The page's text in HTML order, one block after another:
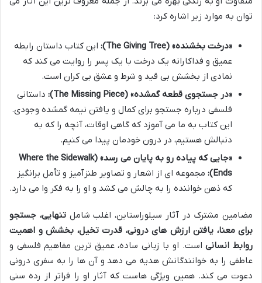
توان به موارد زیر اشاره کرد:
«درخت بخشنده» (The Giving Tree):
این کتاب داستان رابطه
عمیق و فداکارانه یک درخت با یک پسر را روایت می کند که
نمادی از بخشش بی قید و شرط و عشق بی کران است.
«در جستجوی قطعه گمشده» (The Missing Piece):
داستانی
فلسفی درباره جستجو برای کمال و یافتن نیمه گمشده وجودی.
این کتاب به ما می آموزد که گاهی اوقات، آنچه را که به
دنبالش هستیم، در درون خودمان پیدا می کنیم.
«جایی که پیاده رو به پایان می رسد» (Where the Sidewalk
Ends):
مجموعه ای از اشعار و تصاویر طنزآمیز و تأمل برانگیز
که ذهن خواننده را به چالش می کشد و او را به فکر وا می دارد.
مضامین مشترک در آثار سیلوراستاین، اغلب شاملتنهایی، جستجو
برای معنا، یافتن ارزش های درونی، قدرت تخیل، بخشش و اهمیت
روابط انسانیاست. او با زبانی ساده، عمیق ترین مفاهیم فلسفی و
عاطفی را به خوانندگانش هدیه می دهد و آن ها را به سفری درونی
دعوت می کند. همین ویژگی هاست که آثار او را فراتر از رده سنی